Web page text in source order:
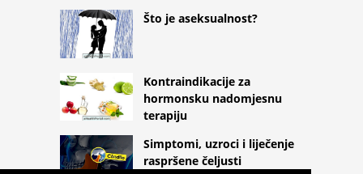
Što je aseksualnost?
Kontraindikacije za
hormonsku nadomjesnu
terapiju
Simptomi, uzroci i liječenje
raspršene čeljusti